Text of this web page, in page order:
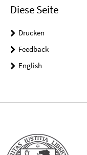
Diese Seite
Drucken
Feedback
English